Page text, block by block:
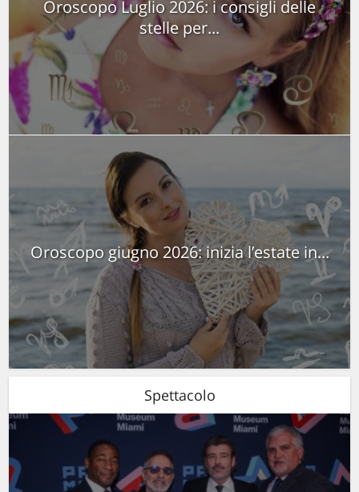
Oroscopo Luglio 2026: i consigli delle
stelle per...
Oroscopo giugno 2026: inizia l’estate in...
Spettacolo